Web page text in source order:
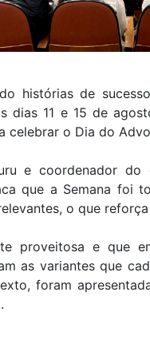
histórias de
dias 11 e 15 de
celebrar o Dia do
e coordenador do
que a Semana foi
o que
proveitosa e que
as variantes que
foram